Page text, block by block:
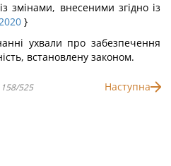
змінами, внесеними згідно із
}
ухвали про забезпечення
встановлену законом.
158/525 Наступна